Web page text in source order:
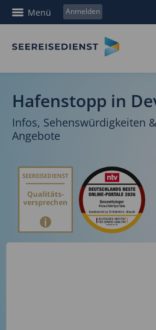
Menü Anmelden
Hafenstopp in
Infos, Sehenswürdigkeiten
Angebote